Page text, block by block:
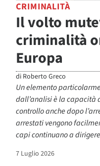
CRIMINALITÀ
Il volto
criminalità
Europa
di Roberto Greco
Un elemento
dall’analisi è la capacità
controllo anche dopo
arrestati vengono
capi continuano a
7 Luglio 2026